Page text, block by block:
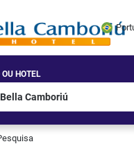
OU HOTEL